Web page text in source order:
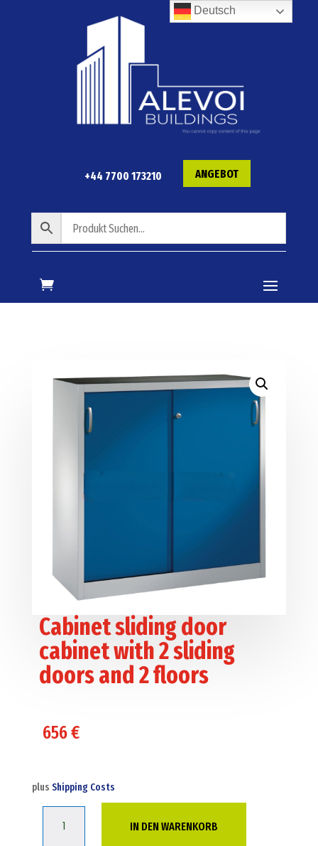
+44 7700 173210 ANGEBOT
Cabinet sliding door
cabinet with 2 sliding
doors and 2 floors
656€
plus Shipping Costs
IN DEN WARENKORB
Deutsch